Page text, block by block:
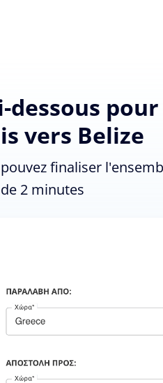
dessous pour
vers Belize
finaliser
2 minutes